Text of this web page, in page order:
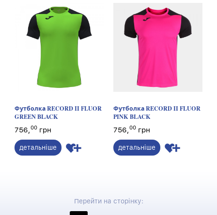
Футболка RECORD II FLUOR
GREEN BLACK
756,00 грн
детальніше
Футболка RECORD II FLUOR
PINK BLACK
756,00 грн
детальніше
Перейти на сторінку: